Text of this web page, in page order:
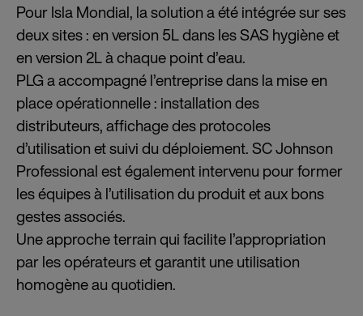
Pour Isla Mondial, la solution a été intégrée sur ses
deux sites : en version 5L dans les SAS hygiène et
en version 2L à chaque point d’eau.
PLG a accompagné l’entreprise dans la mise en
place opérationnelle : installation des
distributeurs, affichage des protocoles
d’utilisation et suivi du déploiement. SC Johnson
Professional est également intervenu pour former
les équipes à l’utilisation du produit et aux bons
gestes associés.
Une approche terrain qui facilite l’appropriation
par les opérateurs et garantit une utilisation
homogène au quotidien.